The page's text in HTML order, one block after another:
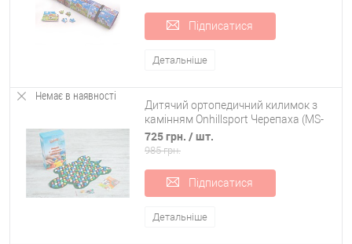
Підписатися
Детальніше
Немає в наявності
Дитячий ортопедичний килимок з
камінням Onhillsport Черепаха (MS-
1265)
725 грн. / шт.
985 грн.
Підписатися
Детальніше